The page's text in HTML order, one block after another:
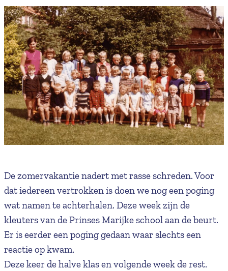
De zomervakantie nadert met rasse schreden. Voor
dat iedereen vertrokken is doen we nog een poging
wat namen te achterhalen. Deze week zijn de
kleuters van de Prinses Marijke school aan de beurt.
Er is eerder een poging gedaan waar slechts een
reactie op kwam.
Deze keer de halve klas en volgende week de rest.